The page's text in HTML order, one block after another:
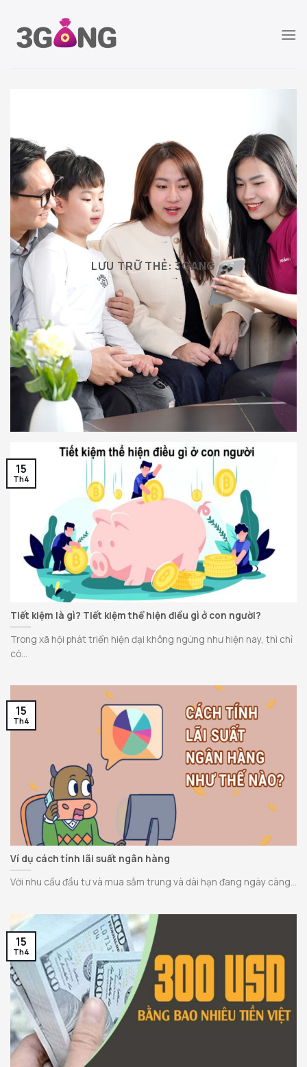
đến
LƯU TRỮ THẺ:3GANG
Tiết kiệm là gì? Tiết kiệm thể hiện điều gì ở con người?
Trong xã hội phát triển hiện đại không ngừng như hiện nay, thì chỉ
có...
15
Th4
Ví dụ cách tính lãi suất ngân hàng
Với nhu cầu đầu tư và mua sắm trung và dài hạn đang ngày càng...
15
Th4
15
Th4